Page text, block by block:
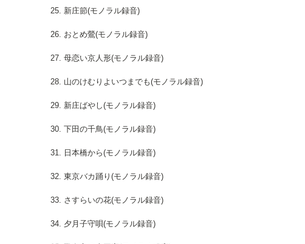
25. 新庄節(モノラル録音)
26. おとめ鶯(モノラル録音)
27. 母恋い京人形(モノラル録音)
28. 山のけむりよいつまでも(モノラル録音)
29. 新庄ばやし(モノラル録音)
30. 下田の千鳥(モノラル録音)
31. 日本橋から(モノラル録音)
32. 東京バカ踊り(モノラル録音)
33. さすらいの花(モノラル録音)
34. 夕月子守唄(モノラル録音)